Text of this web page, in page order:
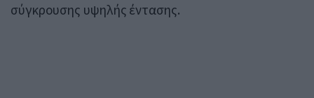
σύγκρουσης υψηλής έντασης.